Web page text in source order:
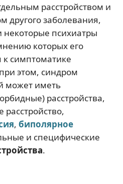
расстройством и
другого заболевания,
некоторые психиатры
которых его
к симптоматике
этом, синдром
может иметь
расстройства,
, биполярное
и специфические
.